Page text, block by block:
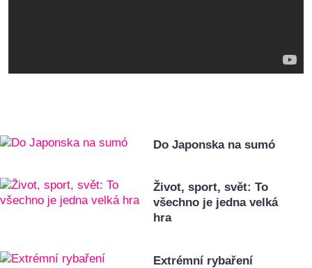
Do Japonska na sumó
Život, sport, svět: To
všechno je jedna velká
hra
Extrémní rybaření